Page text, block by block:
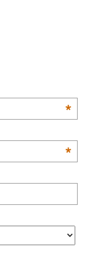
*
*